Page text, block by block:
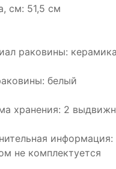
см: 51,5 см
раковины: керамика
белый
хранения: 2
не комплектуется